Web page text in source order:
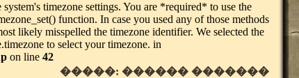
timezone settings. You are *required* to use the
function. In case you used any of those methods
likely misspelled the timezone identifier. We selected the
to select your timezone. in
on line 42
�����: ������ �������